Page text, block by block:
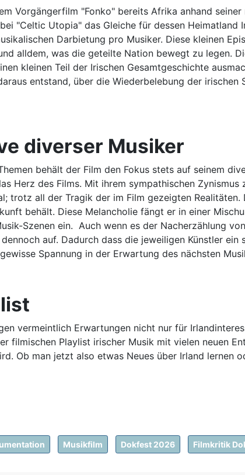
Vorgängerfilm "Fonko" bereits Afrika anhand
"Celtic Utopia" das Gleiche für dessen Heimatland
Darbietung pro Musiker. Diese kleinen
alldem, was die geteilte Nation bewegt zu legen.
kleinen Teil der Irischen Gesamtgeschichte
entstand, über die Wiederbelebung der
diverser Musiker
behält der Film den Fokus stets auf seinem
Herz des Films. Mit ihrem sympathischen
trotz all der Tragik der im Film gezeigten
behält. Diese Melancholie fängt er in einer
Szenen ein. Auch wenn es der Nacherzählung
auf. Dadurch dass die jeweiligen Künstler
Spannung in der Erwartung des nächsten
vermeintlich Erwartungen nicht nur für
filmischen Playlist irischer Musik mit vielen neuen
Ob man jetzt also etwas Neues über Irland
Musikfilm Dokfest 2026 Filmkritik